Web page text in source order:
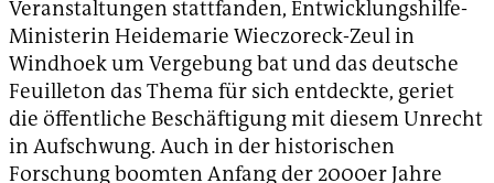
Veranstaltungen stattfanden, Entwicklungshilfe-
Ministerin Heidemarie Wieczoreck-Zeul in
Windhoek um Vergebung bat und das deutsche
Feuilleton das Thema für sich entdeckte, geriet
die öffentliche Beschäftigung mit diesem Unrecht
in Aufschwung. Auch in der historischen
Forschung boomten Anfang der 2000er Jahre